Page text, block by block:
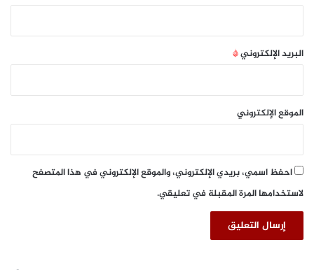
ص
ب
ح
ر
اً
ك
ا
د
ي
ي
البريد الإلكتروني*
الموقع الإلكتروني
احفظ اسمي، بريدي الإلكتروني، والموقع الإلكتروني في هذا المتصفح
لاستخدامها المرة المقبلة في تعليقي.